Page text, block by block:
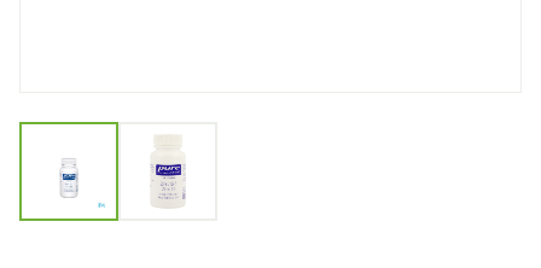
View larger imageView larger image